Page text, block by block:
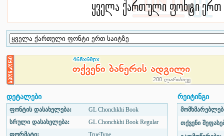
დეტალები
ფონტის დასახელება:
GL Chonchkhi Book
სრული დასახელება:
GL Chonchkhi Book Regular
ფორმატი:
TrueType
რეიტინგი
თქვენი